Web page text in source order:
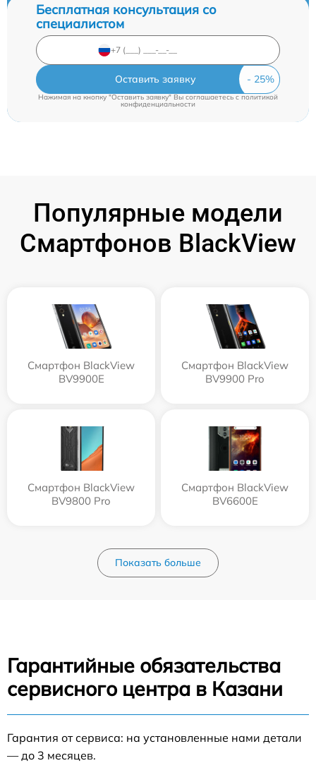
Бесплатная консультация со
специалистом
Оставить заявку
Нажимая на кнопку "Оставить заявку" Вы соглашаетесь cполитикой
конфиденциальности
Популярные модели
Смартфонов BlackView
Смартфон BlackView
BV9900E
Смартфон BlackView
BV9900 Pro
Смартфон BlackView
BV9800 Pro
Смартфон BlackView
BV6600E
Показать больше
Гарантийные обязательства
сервисного центра в Казани
Гарантия от сервиса: на установленные нами детали
— до 3 месяцев.